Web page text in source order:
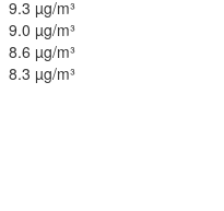
9.3 µg/m³
9.0 µg/m³
8.6 µg/m³
8.3 µg/m³